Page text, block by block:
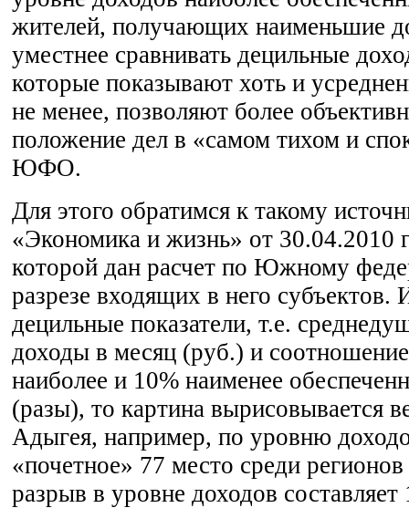
жителей, получающих наименьшие
уместнее сравнивать децильные
которые показывают хоть и
не менее, позволяют более
положение дел в «самом тихом и
ЮФО.
Для этого обратимся к такому
«Экономика и жизнь» от 30.04.2010
которой дан расчет по Южному
разрезе входящих в него субъектов.
децильные показатели, т.е.
доходы в месяц (руб.) и
наиболее и 10% наименее
(разы), то картина вырисовывается
Адыгея, например, по уровню
«почетное» 77 место среди
разрыв в уровне доходов составляет